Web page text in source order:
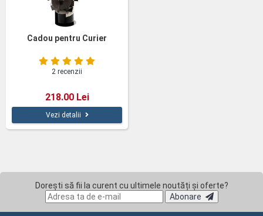
Cadou pentru Curier
2 recenzii
218.00 Lei
Vezi detalii
Dorești să fii la curent cu ultimele noutăți și oferte?
Abonare